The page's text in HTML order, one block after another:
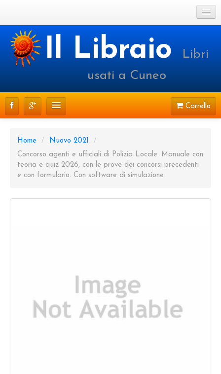
Cookie Policy
Login o registrati
Il LibraioLibri
usati a Cuneo
Carrello
PRENOTAZIONI
SPEDIZIONI
Home / Nuovo 2021
/
Concorso agenti e ufficiali di Polizia Locale. Manuale con
teoria e quiz 2026, con le prove dei concorsi precedenti
e con formulario. Con software di simulazione